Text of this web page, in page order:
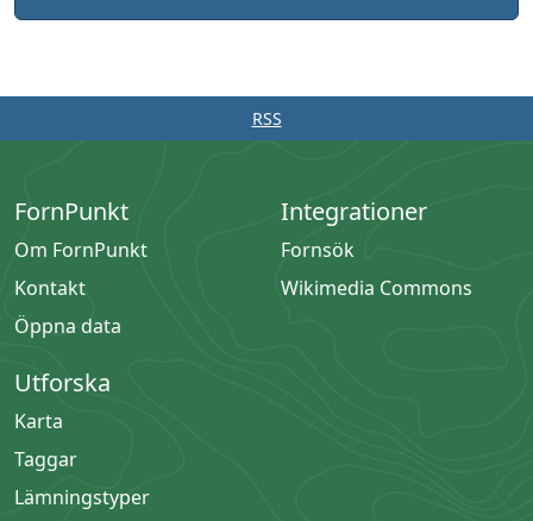
RSS
FornPunkt
Om FornPunkt
Kontakt
Öppna data
Integrationer
Fornsök
Wikimedia Commons
Utforska
Karta
Taggar
Lämningstyper